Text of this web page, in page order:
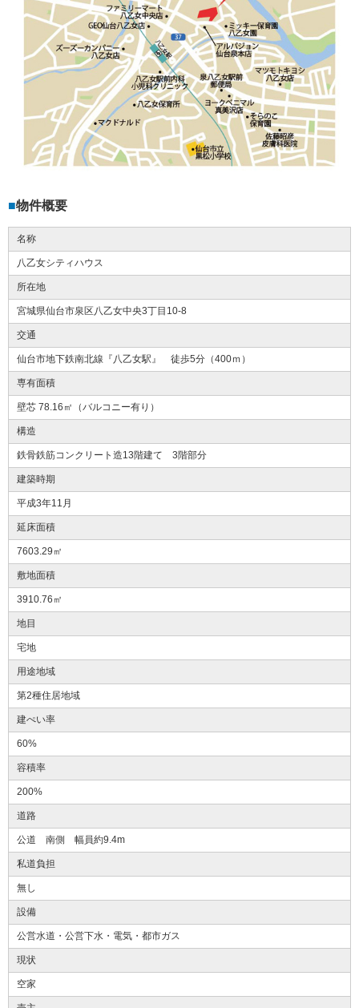
物件概要
名称
八乙女シティハウス
所在地
宮城県仙台市泉区八乙女中央3丁目10-8
交通
仙台市地下鉄南北線『八乙女駅』 徒歩5分（400ｍ）
専有面積
壁芯 78.16㎡（バルコニー有り）
構造
鉄骨鉄筋コンクリート造13階建て 3階部分
建築時期
平成3年11月
延床面積
7603.29㎡
敷地面積
3910.76㎡
地目
宅地
用途地域
第2種住居地域
建ぺい率
60%
容積率
200%
道路
公道 南側 幅員約9.4m
私道負担
無し
設備
公営水道・公営下水・電気・都市ガス
現状
空家